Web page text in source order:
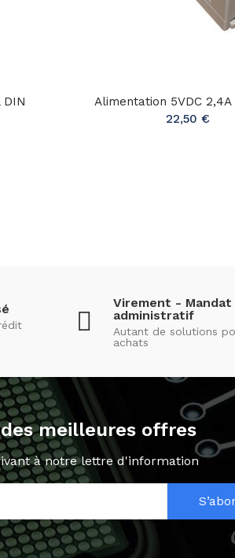
DIN
Alimentation 5VDC 2,4A
22,50 €
Virement - Mandat
administratif
Autant de solutions
achats
meilleures offres
à notre lettre d'information